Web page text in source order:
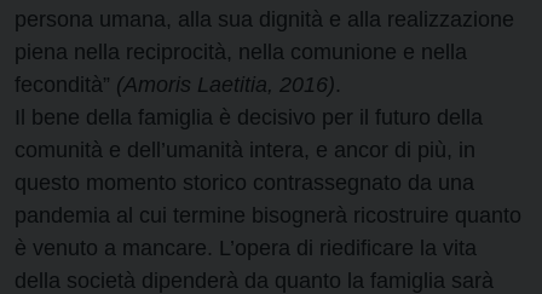
persona umana, alla sua dignità e alla realizzazione
piena nella reciprocità, nella comunione e nella
fecondità” (Amoris Laetitia, 2016).
Il bene della famiglia è decisivo per il futuro della
comunità e dell’umanità intera, e ancor di più, in
questo momento storico contrassegnato da una
pandemia al cui termine bisognerà ricostruire quanto
è venuto a mancare. L’opera di riedificare la vita
della società dipenderà da quanto la famiglia sarà